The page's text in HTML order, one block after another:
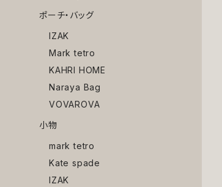
ポーチ・バッグ
IZAK
Mark tetro
KAHRI HOME
Naraya Bag
VOVAROVA
小物
mark tetro
Kate spade
IZAK